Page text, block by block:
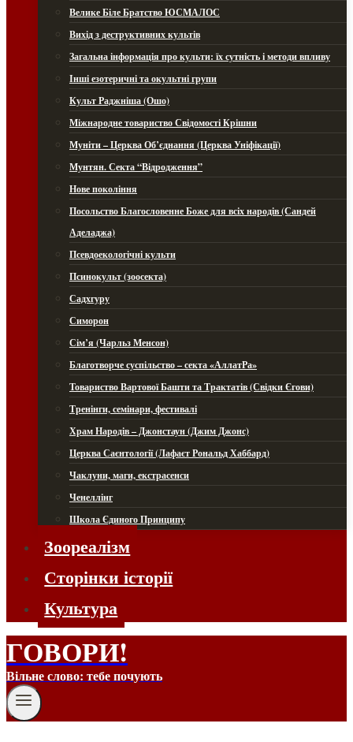
Велике Біле Братство ЮСМАЛОС
Вихід з деструктивних культів
Загальна інформація про культи: їх сутність і методи впливу
Інші езотеричні та окультні групи
Культ Раджніша (Ошо)
Міжнародне товариство Свідомості Крішни
Муніти – Церква Об’єднання (Церква Уніфікації)
Мунтян. Секта “Відродження”
Нове покоління
Посольство Благословенне Боже для всіх народів (Сандей
Аделаджа)
Псевдоекологічні культи
Псинокульт (зоосекта)
Садхгуру
Симорон
Сім’я (Чарльз Менсон)
Благотворче суспільство – секта «АллатРа»
Товариство Вартової Башти та Трактатів (Свідки Єгови)
Тренінги, семінари, фестивалі
Храм Народів – Джонстаун (Джим Джонс)
Церква Саєнтології (Лафаєт Рональд Хаббард)
Чаклуни, маги, екстрасенси
Ченеллінг
Школа Єдиного Принципу
Зоореалізм
Сторінки історії
Культура
ГОВОРИ!
Вільне слово: тебе почують